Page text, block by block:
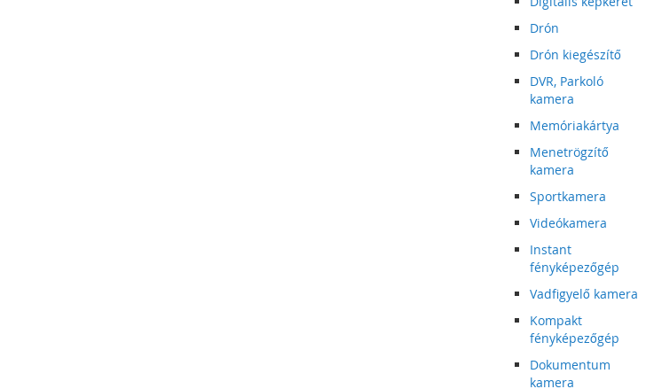
Drón
Drón kiegészítő
DVR, Parkoló
kamera
Memóriakártya
Menetrögzítő
kamera
Sportkamera
Videókamera
Instant
fényképezőgép
Vadfigyelő kamera
Kompakt
fényképezőgép
Dokumentum
kamera